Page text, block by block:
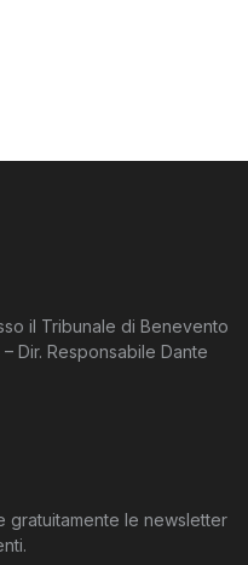
il Tribunale di Benevento
Dir. Responsabile Dante
gratuitamente le newsletter